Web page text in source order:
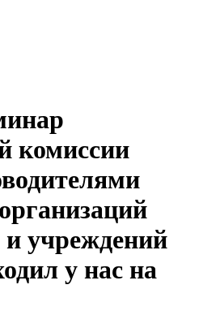
комиссии
учреждений
у нас на